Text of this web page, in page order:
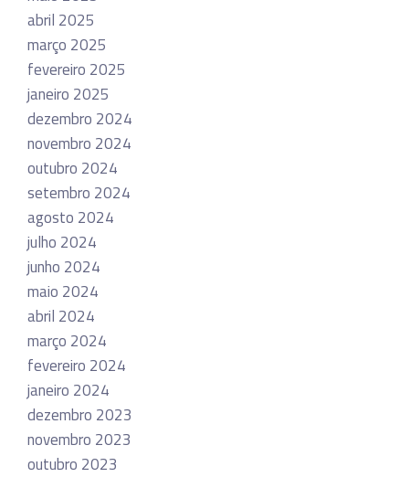
abril 2025
março 2025
fevereiro 2025
janeiro 2025
dezembro 2024
novembro 2024
outubro 2024
setembro 2024
agosto 2024
julho 2024
junho 2024
maio 2024
abril 2024
março 2024
fevereiro 2024
janeiro 2024
dezembro 2023
novembro 2023
outubro 2023